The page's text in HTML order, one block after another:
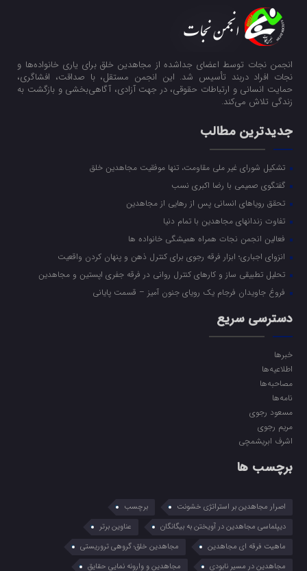
انجمن نجات توسط اعضای جداشده از مجاهدین خلق برای یاری خانواده‌ها و
نجات افراد دربند تأسیس شد. این انجمن مستقل، با صداقت، افشاگری،
حمایت انسانی و ارتباطات حقوقی، در جهت آزادی، آگاهی‌بخشی و بازگشت به
زندگی تلاش می‌کند.
جدیدترین مطالب
تشکیل شورای غیر ملی مقاومت، تنها موفقیت مجاهدین خلق
گفتگوی صمیمی با رضا اکبری نسب
تحقق رویاهای انسانی پس از رهایی از مجاهدین
تفاوت زندانهای مجاهدین با تمام دنیا
فعالین انجمن نجات همراه همیشگی خانواده ها
انزوای اجباری؛ ابزار فرقه رجوی برای کنترل ذهن و پنهان کردن واقعیت
تحلیل تطبیقی ساز و کارهای کنترل روانی در فرقه جفری اپستین و مجاهدین
فروغ جاویدان فرجام یک رویای جنون آمیز – قسمت پایانی
دسترسی سریع
خبرها
اطلاعیه‌ها
مصاحبه‌ها
نامه‌ها
مسعود رجوی
مریم رجوی
اشرف ابریشمچی
برچسب ها
اصرار مجاهدین بر استراتژی خشونت
برچسب
دیپلماسی مجاهدین در آویختن به بیگانگان
عناوین برتر
ماهیت فرقه ای مجاهدین
مجاهدین خلق؛ گروهی تروریستی
مجاهدین در مسیر نابودی
مجاهدین و وارونه نمایی حقایق